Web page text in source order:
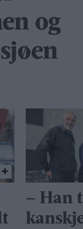
og
– Han